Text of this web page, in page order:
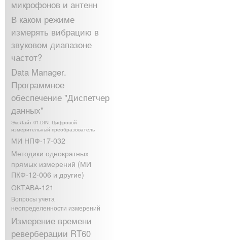
микрофонов и антенн
В каком режиме
измерять вибрацию в
звуковом диапазоне
частот?
Data Manager.
Программное
обеспечение "Диспетчер
данных"
ЭкоЛайт-01-DIN. Цифровой
измерительный преобразователь
МИ НПФ-17-032
Методики однократных
прямых измерений (МИ
ПКФ-12-006 и другие)
ОКТАВА-121
Вопросы учета
неопределенности измерений
Измерение времени
реверберации RT60